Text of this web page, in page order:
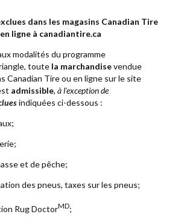
dans les magasins Canadian Tire
ligne à canadiantire.ca
modalités du programme
toute la marchandisevendue
Canadian Tire ou en ligne sur le site
admissible, à l'exception de
indiquées ci-dessous :
et de pêche;
des pneus, taxes sur les pneus;
Rug DoctorMD;